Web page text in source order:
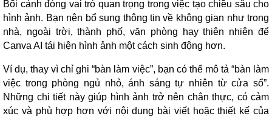
Bối cảnh đóng vai trò quan trọng trong việc tạo chiều sâu cho
hình ảnh. Bạn nên bổ sung thông tin về không gian như trong
nhà, ngoài trời, thành phố, văn phòng hay thiên nhiên để
Canva AI tái hiện hình ảnh một cách sinh động hơn.
Ví dụ, thay vì chỉ ghi “bàn làm việc”, bạn có thể mô tả “bàn làm
việc trong phòng ngủ nhỏ, ánh sáng tự nhiên từ cửa sổ”.
Những chi tiết này giúp hình ảnh trở nên chân thực, có cảm
xúc và phù hợp hơn với nội dung bài viết hoặc thiết kế của